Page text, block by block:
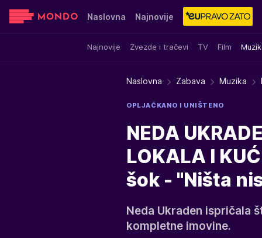
Naslovna Najnovije
Najnovije Zvezde i tračevi TV Film
Sensa Stvar ukusa Yumama
Naslovna Zabava Muzika
OPLJAČKANO I UNIŠTENO
NEDA
LOKALA I
šok - "Ništa
Neda Ukraden ispričala
kompletne imovine.